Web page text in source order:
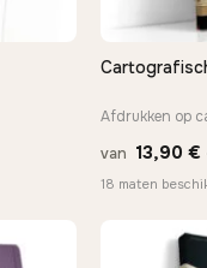
Afdrukken op
van 13,90 €
18 maten